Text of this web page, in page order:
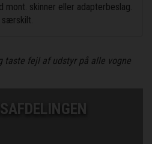
skinner eller adapterbeslag.
taste fejl af udstyr på alle vogne